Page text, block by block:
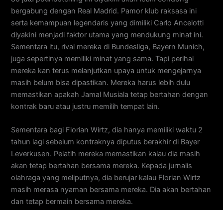
bergabung dengan Real Madrid. Pamor klub raksasa ini
serta kemampuan legendaris yang dimiliki Carlo Ancelotti
diyakini menjadi faktor utama yang mendukung minat ini.
Sementara itu, rival mereka di Bundesliga, Bayern Munich,
juga sepertinya memiliki minat yang sama. Tapi perihal
mereka kan terus melanjutkan upaya untuk mengejarnya
masih belum bisa dipastikan. Mereka harus lebih dulu
memastikan apakah Jamal Musiala tetap bertahan dengan
kontrak baru atau justru memilih tempat lain.
Sementara bagi Florian Wirtz, dia hanya memiliki waktu 2
tahun lagi sebelum kontraknya diputus berakhir di Bayer
Leverkusen. Pelatih mereka memastikan kalau dia masih
akan tetap bertahan bersama mereka. Kepada jurnalis
olahraga yang meliputnya, dia berujar kalau Florian Wirtz
masih merasa nyaman bersama mereka. Dia akan bertahan
dan tetap bermain bersama mereka.